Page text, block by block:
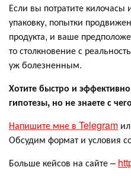
Если вы потратите килочасы
упаковку, попытки
продукта, и ваше
то столкновение с
уж болезненным.
Хотите быстро и
гипотезы, но не знаете с
Напишите мне в Telegram
Обсудим формат и условия
Больше кейсов на сайте –